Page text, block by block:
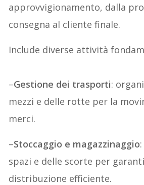
approvvigionamento, dalla
consegna al cliente finale.
Include diverse attività
–Gestione dei trasporti:
mezzi e delle rotte per la
merci.
–Stoccaggio e magazzinaggio
spazi e delle scorte per
distribuzione efficiente.